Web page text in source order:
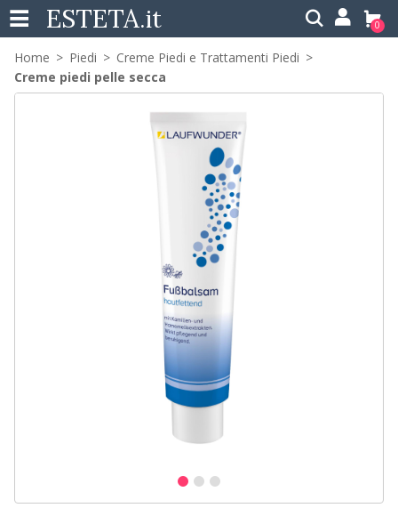
ESTETA.it 0
Home Piedi
Creme Piedi e Trattamenti Piedi
Creme piedi pelle secca